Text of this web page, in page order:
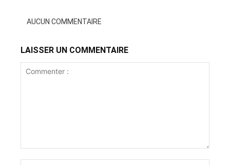
AUCUN COMMENTAIRE
LAISSER UN COMMENTAIRE